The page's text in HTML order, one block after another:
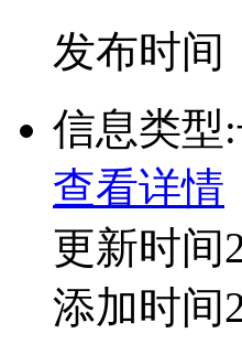
发布时间
信息类型
查看详情
更新时间
添加时间